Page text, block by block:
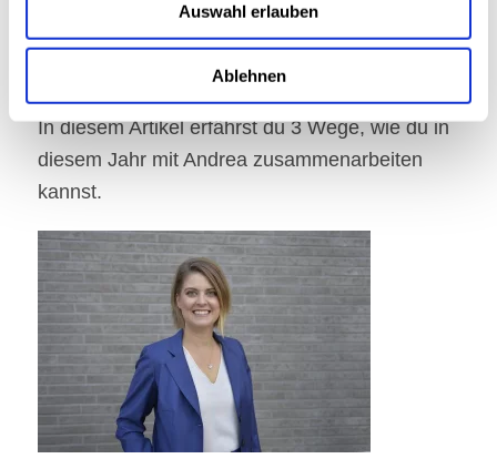
Auswahl erlauben
Ablehnen
Andrea ist sehr aktiv aufLinkedIn
Folge ihr dort gerne, um ihre Beiträge auf
dieser Plattform zu sehen.
In diesem Artikel erfährst du 3 Wege, wie du in
diesem Jahr mit Andrea zusammenarbeiten
kannst.